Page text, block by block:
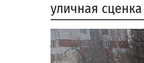
уличная сценка